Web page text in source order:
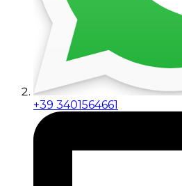
+39 3401564661